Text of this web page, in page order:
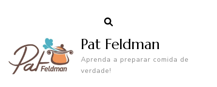
Pat Feldman
Aprenda a preparar comida de
verdade!